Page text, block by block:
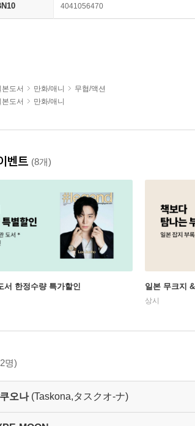
4041056470
본도서 만화/애니
무협/액션
본도서 만화/애니
벤트 (8개)
서 한정수량 특가할인 일본 무크지
상시
명)
오나 (Taskona,タスクオ-ナ)